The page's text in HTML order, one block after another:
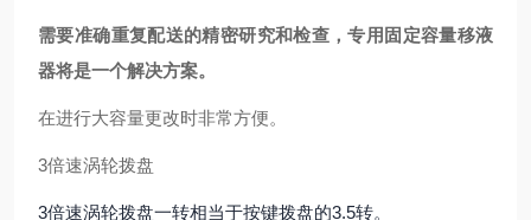
需要准确重复配送的精密研究和检查，专用固定容量移液
器将是一个解决方案。
在进行大容量更改时非常方便。
3倍速涡轮拨盘
3倍速涡轮拨盘一转相当于按键拨盘的3.5转。